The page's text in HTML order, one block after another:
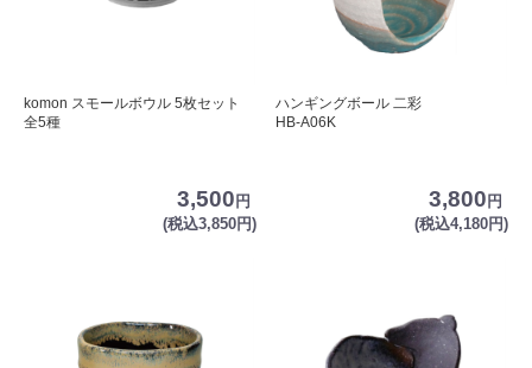
komon スモールボウル 5枚セット
全5種
3,500円
(税込3,850円)
ハンギングボール 二彩
HB-A06K
3,800円
(税込4,180円)